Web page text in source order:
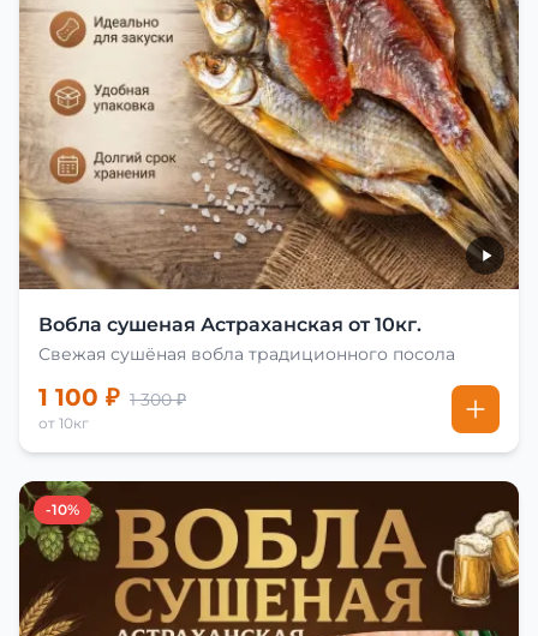
Вобла сушеная Астраханская от 10кг.
Свежая сушёная вобла традиционного посола
1 100 ₽ 1 300 ₽
от 10кг
-10%